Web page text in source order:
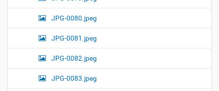
JPG-0080.jpeg
JPG-0081.jpeg
JPG-0082.jpeg
JPG-0083.jpeg